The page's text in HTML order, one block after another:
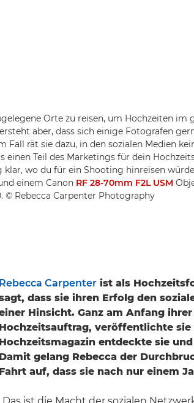
Orte zu reisen, um Hochzeiten im
aber, dass sich einige Fotografen
Fall rät sie dazu, in den sozialen Medien
einen Teil des Marketings für dein
klar, wo du für ein Shooting hinreisen
einem Canon RF 28-70mm F2L USM
© Rebecca Carpenter Photography
Rebecca Carpenter ist als
dass sie ihren Erfolg den
Hinsicht. Ganz am Anfang
Hochzeitsauftrag, veröffentlichte
Hochzeitsmagazin entdeckte sie
Damit gelang Rebecca der
Fahrt auf, dass sie nach nur einem